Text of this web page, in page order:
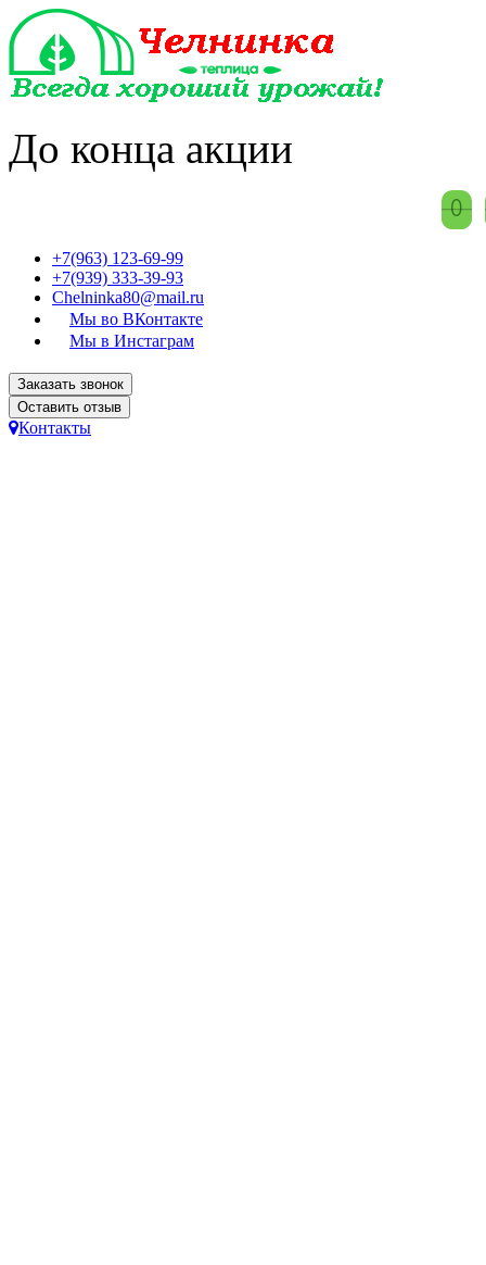
До конца акции
0
0
+7(963) 123-69-99
+7(939) 333-39-93
Chelninka80@mail.ru
Мы во ВКонтакте
Мы в Инстаграм
Заказать звонок
Оставить отзыв
Контакты